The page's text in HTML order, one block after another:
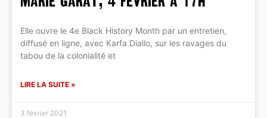
Elle ouvre le 4e Black History Month par un entretien,
diffusé en ligne, avec Karfa Diallo, sur les ravages du
tabou de la colonialité et
LIRE LA SUITE »
3 février 2021